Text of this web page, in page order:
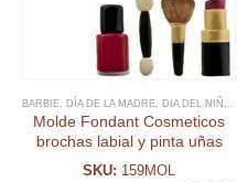
BARBIE DÍA DE LA MADRE DIA DEL NIÑO Y TEMATICAS
Molde Fondant Cosmeticos
brochas labial y pinta uñas
SKU: 159MOL